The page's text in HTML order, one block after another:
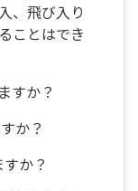
、飛び入り
ことはでき
すか？
か？
か？